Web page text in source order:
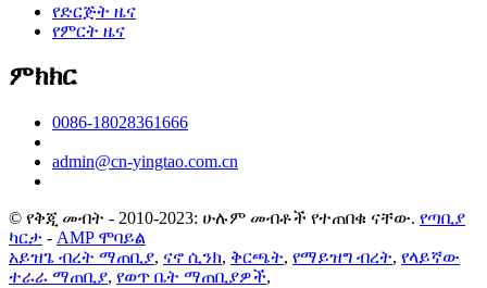
የድርጅት ዜና
የምርት ዜና
ምክክር
0086-18028361666
admin@cn-yingtao.com.cn
© የቅጂ መብት - 2010-2023: ሁሉም መብቶች የተጠበቁ ናቸው. የጣቢያ
ካርታ - AMP ሞባይል
አይዝጌ ብረት ማጠቢያ, ናኖ ሲንክ, ቅርጫት, የማይዝግ ብረት, የላይኛው
ተራራ ማጠቢያ, የወጥ ቤት ማጠቢያዎች,